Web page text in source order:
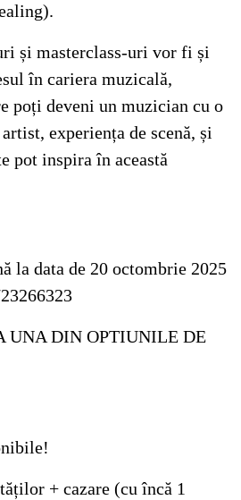
și masterclass-uri vor fi și
în cariera muzicală,
poți deveni un muzician cu o
experiența de scenă, și
pot inspira în această
la data de 20 octombrie 2025
UNA DIN OPTIUNILE DE
+ cazare (cu încă 1